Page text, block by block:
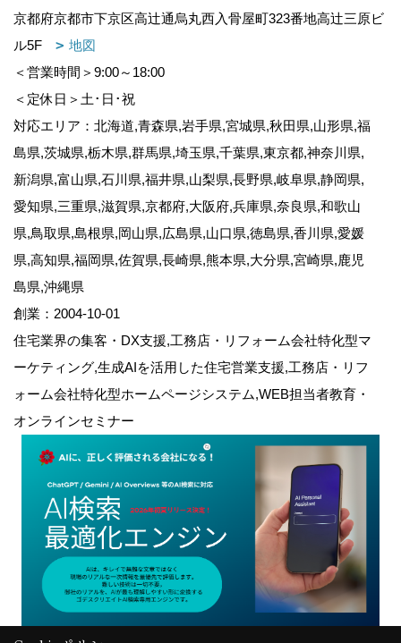
京都府京都市下京区高辻通烏丸西入骨屋町323番地高辻三原ビ
ル5F
地図
＜営業時間＞9:00～18:00
＜定休日＞土･日･祝
対応エリア：北海道,青森県,岩手県,宮城県,秋田県,山形県,福
島県,茨城県,栃木県,群馬県,埼玉県,千葉県,東京都,神奈川県,
新潟県,富山県,石川県,福井県,山梨県,長野県,岐阜県,静岡県,
愛知県,三重県,滋賀県,京都府,大阪府,兵庫県,奈良県,和歌山
県,鳥取県,島根県,岡山県,広島県,山口県,徳島県,香川県,愛媛
県,高知県,福岡県,佐賀県,長崎県,熊本県,大分県,宮崎県,鹿児
島県,沖縄県
創業：2004-10-01
住宅業界の集客・DX支援,工務店・リフォーム会社特化型マ
ーケティング,生成AIを活用した住宅営業支援,工務店・リフ
ォーム会社特化型ホームページシステム,WEB担当者教育・
オンラインセミナー